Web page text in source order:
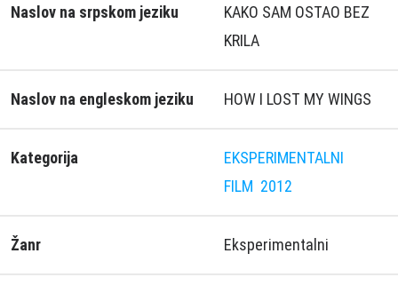
Naslov na srpskom jeziku
KAKO SAM OSTAO BEZ
KRILA
Naslov na engleskom jeziku HOW I LOST MY WINGS
Kategorija
EKSPERIMENTALNI
FILM 2012
Žanr Eksperimentalni